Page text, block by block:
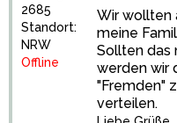
2685
Standort:
NRW
Offline
Wir wollten
meine
Sollten das
werden wir
"Fremden"
verteilen.